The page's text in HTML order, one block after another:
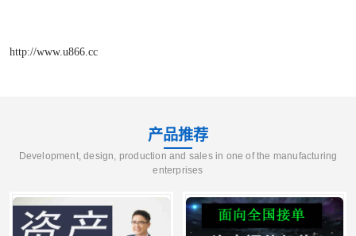
http://www.u866.cc
产品推荐
Development, design, production and sales in one of the manufacturing
enterprises